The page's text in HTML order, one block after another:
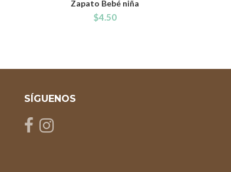
ADD TO CART
Zapato Bebé niña
$4.50
SÍGUENOS